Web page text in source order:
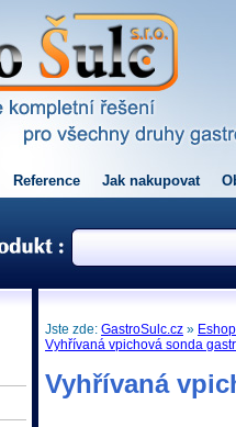
Reference Jak nakupovat
Jste zde:GastroSulc.cz » Eshop
Vyhřívaná vpichová sonda
Vyhřívaná